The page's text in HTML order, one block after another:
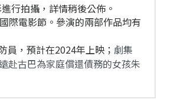
行拍攝，詳情稍後公佈。
際電影節。參演的兩部作品均有
員，預計在2024年上映； 劇集
赴古巴為家庭償還債務的女孩朱